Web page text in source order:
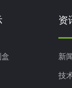
资
新
技